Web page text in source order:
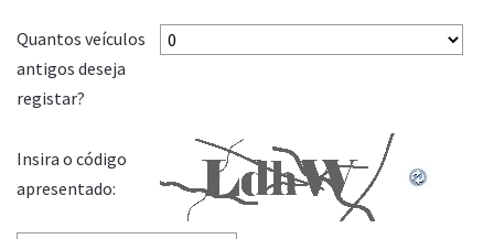
Quantos veículos
antigos deseja
registar?
Insira o código
apresentado: